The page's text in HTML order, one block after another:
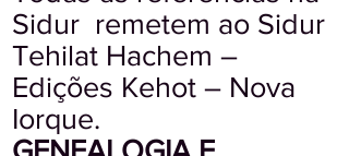
Sidur remetem ao Sidur
Tehilat Hachem –
Edições Kehot – Nova
Iorque.